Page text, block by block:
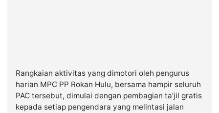
Rangkaian aktivitas yang dimotori oleh pengurus
harian MPC PP Rokan Hulu, bersama hampir seluruh
PAC tersebut, dimulai dengan pembagian ta’jil gratis
kepada setiap pengendara yang melintasi jalan